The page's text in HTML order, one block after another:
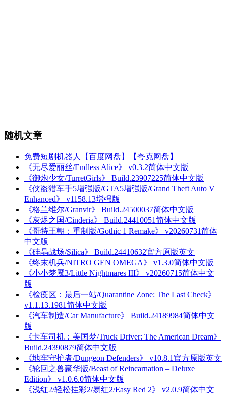
随机文章
免费短剧机器人【百度网盘】【夸克网盘】
《无尽爱丽丝/Endless Alice》 v0.3.2简体中文版
《御炮少女/TurretGirls》 Build.23907225简体中文版
《侠盗猎车手5增强版/GTA5增强版/Grand Theft Auto V
Enhanced》 v1158.13增强版
《格兰维尔/Granvir》 Build.24500037简体中文版
《灰烬之国/Cinderia》 Build.24410051简体中文版
《哥特王朝：重制版/Gothic 1 Remake》 v20260731简体
中文版
《硅晶战场/Silica》 Build.24410632官方原版英文
《终末机兵/NITRO GEN OMEGA》 v1.3.0简体中文版
《小小梦魇3/Little Nightmares III》 v20260715简体中文
版
《检疫区：最后一站/Quarantine Zone: The Last Check》
v1.1.13.1981简体中文版
《汽车制造/Car Manufacture》 Build.24189984简体中文
版
《卡车司机：美国梦/Truck Driver: The American Dream》
Build.24390879简体中文版
《地牢守护者/Dungeon Defenders》 v10.8.1官方原版英文
《轮回之兽豪华版/Beast of Reincarnation – Deluxe
Edition》 v1.0.6.0简体中文版
《浅红2/轻松挂彩2/易红2/Easy Red 2》 v2.0.9简体中文